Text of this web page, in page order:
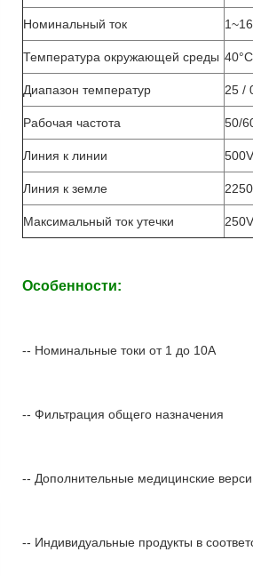
Номинальный ток
Температура окружающей среды 40°C
Диапазон температур 25 /
Рабочая частота 50/
Линия к линии
Линия к земле
Максимальный ток утечки
Особенности:
-- Номинальные токи от 1 до 10A
-- Фильтрация общего назначения
-- Дополнительные медицинские
-- Индивидуальные продукты в